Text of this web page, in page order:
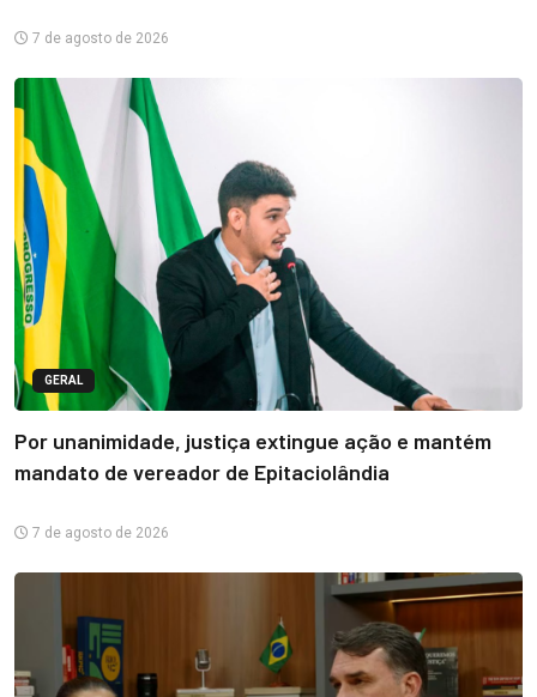
7 de agosto de 2026
GERAL
Por unanimidade, justiça extingue ação e mantém
mandato de vereador de Epitaciolândia
7 de agosto de 2026